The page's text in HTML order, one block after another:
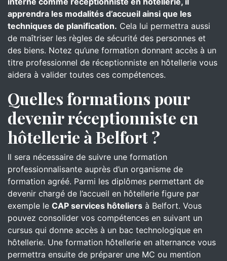
apprendra les modalités d’accueil ainsi que les
techniques de planification. Cela lui permettra aussi
de maîtriser les règles de sécurité des personnes et
des biens. Notez qu’une formation donnant accès à un
titre professionnel de réceptionniste en hôtellerie vous
aidera à valider toutes ces compétences.
Quelles formations pour
devenir réceptionniste en
hôtellerie à Belfort ?
Il sera nécessaire de suivre une formation
professionnalisante auprès d’un organisme de
formation agréé. Parmi les diplômes permettant de
devenir chargé de l’accueil en hôtellerie figure par
exemple le CAP services hôteliers à Belfort. Vous
pouvez consolider vos compétences en suivant un
cursus qui donne accès à un bac technologique en
hôtellerie. Une formation hôtellerie en alternance vous
permettra ensuite de préparer une MC ou mention